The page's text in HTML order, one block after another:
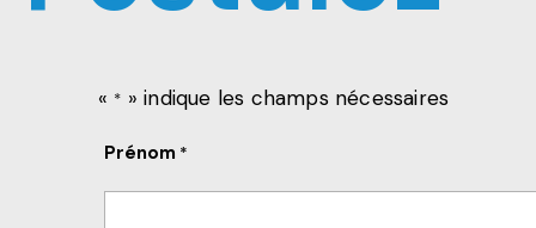
« * » indique les champs nécessaires
Prénom *